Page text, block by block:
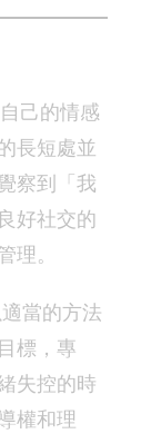
己的情感
長短處並
察到「我
好社交的
理。
當的方法
標，專
失控的時
權和理